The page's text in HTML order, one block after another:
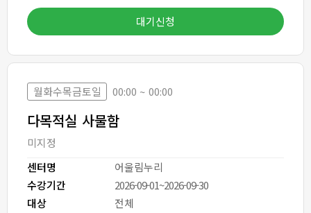
대기신청
다목적실 사물함
월화수목금토일 00:00 ~ 00:00
센터명
어울림누리
수강기간
2026-09-01~2026-09-30
대상
전체
미지정